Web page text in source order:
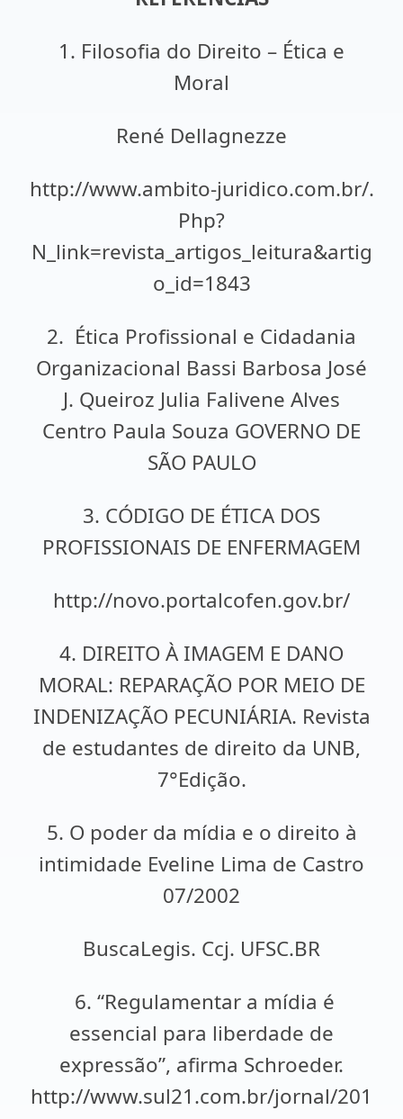
1. Filosofia do Direito – Ética e
Moral
René Dellagnezze
http://www.ambito-juridico.com.br/.
Php?
N_link=revista_artigos_leitura&artig
o_id=1843
2. Ética Profissional e Cidadania
Organizacional Bassi Barbosa José
J. Queiroz Julia Falivene Alves
Centro Paula Souza GOVERNO DE
SÃO PAULO
3. CÓDIGO DE ÉTICA DOS
PROFISSIONAIS DE ENFERMAGEM
http://novo.portalcofen.gov.br/
4. DIREITO À IMAGEM E DANO
MORAL: REPARAÇÃO POR MEIO DE
INDENIZAÇÃO PECUNIÁRIA. Revista
de estudantes de direito da UNB,
7°Edição.
5. O poder da mídia e o direito à
intimidade Eveline Lima de Castro
07/2002
BuscaLegis. Ccj. UFSC.BR
6. “Regulamentar a mídia é
essencial para liberdade de
expressão”, afirma Schroeder.
http://www.sul21.com.br/jornal/201